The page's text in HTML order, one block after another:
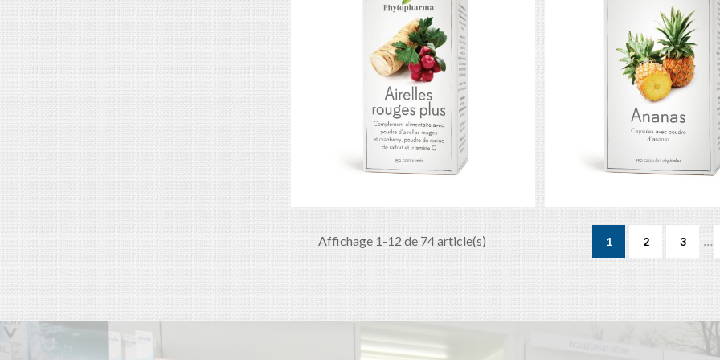
Affichage 1-12 de 74 article(s) 1 2 3 …